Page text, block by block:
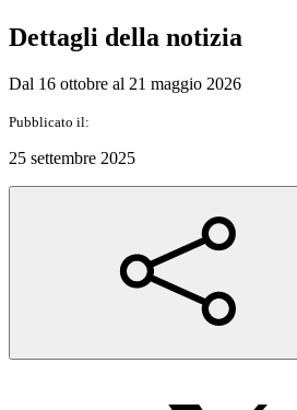
Dettagli della notizia
Dal 16 ottobre al 21 maggio 2026
Pubblicato il:
25 settembre 2025